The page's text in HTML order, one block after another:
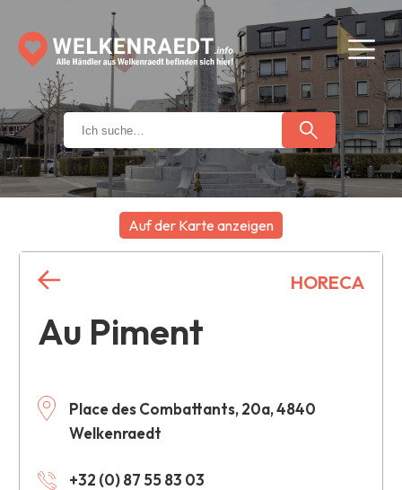
Auf der Karte anzeigen
Au Piment
Place des Combattants, 20a, 4840
Welkenraedt
+32 (0) 87 55 83 03
HORECA
+
−